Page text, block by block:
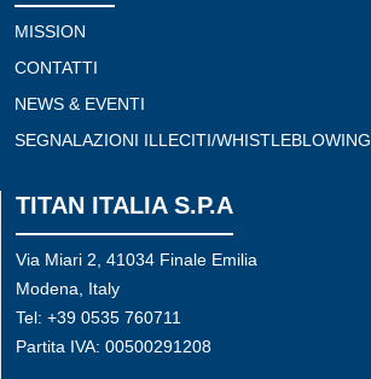
MISSION
CONTATTI
NEWS & EVENTI
SEGNALAZIONI ILLECITI/WHISTLEBLOWING
TITAN ITALIA S.P.A
Via Miari 2, 41034 Finale Emilia
Modena, Italy
Tel: +39 0535 760711
Partita IVA: 00500291208